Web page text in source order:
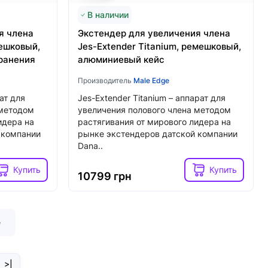
члена
для
на
Купить
В наличии
Экстендер для увеличения члена
Jes-Extender Titanium, ремешковый,
алюминиевый кейс
Производитель Male Edge
Jes-Extender Titanium – аппарат для
увеличения полового члена методом
растягивания от мирового лидера на
рынке экстендеров датской компании
Dana..
10799 грн
Купить
>|